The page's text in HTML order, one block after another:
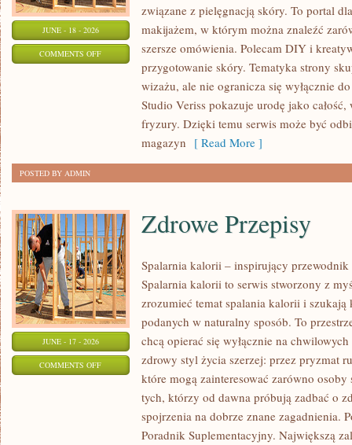
JUNE - 18 - 2026
COMMENTS OFFON
PROFESJONALNE
WIZAŻYSTÓW
związane z pielęgnacją skóry. To portal
makijażem, w którym można znaleźć
szersze omówienia. Polecam DIY i
przygotowanie skóry. Tematyka strony
wizażu, ale nie ogranicza się wyłącznie
Studio Veriss pokazuje urodę jako
fryzury. Dzięki temu serwis może być
magazyn [ Read More ]
POSTED BY ADMIN
JUNE - 17 - 2026
COMMENTS OFFON
Zdrowe Przepisy
Spalarnia kalorii – inspirujący
Spalarnia kalorii to serwis stworzony z
zrozumieć temat spalania kalorii i
podanych w naturalny sposób. To
chcą opierać się wyłącznie na
zdrowy styl życia szerzej: przez pryzmat
które mogą zainteresować zarówno
tych, którzy od dawna próbują zadbać o
spojrzenia na dobrze znane zagadnienia.
Poradnik Suplementacyjny. Największą